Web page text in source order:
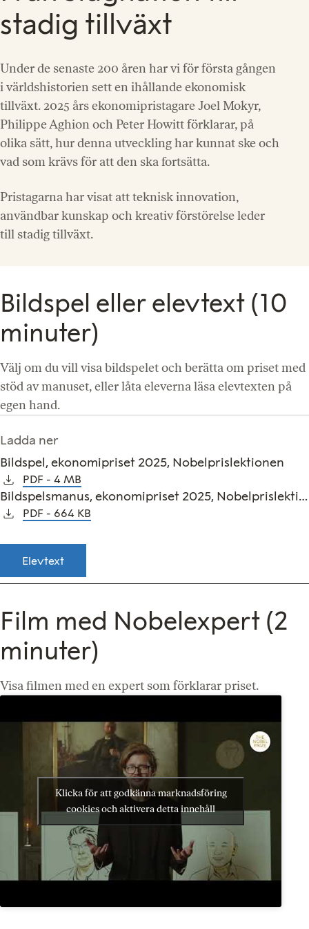
stadig tillväxt
Under de senaste 200 åren har vi för första gången
i världshistorien sett en ihållande ekonomisk
tillväxt. 2025 års ekonomipristagare Joel Mokyr,
Philippe Aghion och Peter Howitt förklarar, på
olika sätt, hur denna utveckling har kunnat ske och
vad som krävs för att den ska fortsätta.
Pristagarna har visat att teknisk innovation,
användbar kunskap och kreativ förstörelse leder
till stadig tillväxt.
Bildspel eller elevtext (10
minuter)
Välj om du vill visa bildspelet och berätta om priset med
stöd av manuset, eller låta eleverna läsa elevtexten på
egen hand.
Ladda ner
Bildspel, ekonomipriset 2025, Nobelprislektionen
PDF 4 MB
Bildspelsmanus, ekonomipriset 2025, Nobelprislektionen
PDF 664 KB
Elevtext
Film med Nobelexpert (2
minuter)
Visa filmen med en expert som förklarar priset.
Klicka för att godkänna marknadsföring
cookies och aktivera detta innehåll